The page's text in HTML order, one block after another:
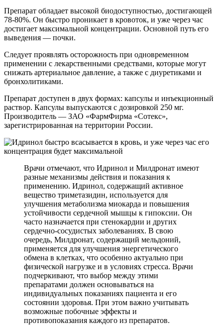
Препарат обладает высокой биодоступностью, достигающей
78-80%. Он быстро проникает в кровоток, и уже через час
достигает максимальной концентрации. Основной путь его
выведения — почки.
Следует проявлять осторожность при одновременном
применении с лекарственными средствами, которые могут
снижать артериальное давление, а также с диуретиками и
бронхолитиками.
Препарат доступен в двух формах: капсулы и инъекционный
раствор. Капсулы выпускаются с дозировкой 250 мг.
Производитель — ЗАО «ФармФирма «Сотекс»,
зарегистрированная на территории России.
Врачи отмечают, что Идринол и Милдронат имеют
разные механизмы действия и показания к
применению. Идринол, содержащий активное
вещество триметазидин, используется для
улучшения метаболизма миокарда и повышения
устойчивости сердечной мышцы к гипоксии. Он
часто назначается при стенокардии и других
сердечно-сосудистых заболеваниях. В свою
очередь, Милдронат, содержащий мельдоний,
применяется для улучшения энергетического
обмена в клетках, что особенно актуально при
физической нагрузке и в условиях стресса. Врачи
подчеркивают, что выбор между этими
препаратами должен основываться на
индивидуальных показаниях пациента и его
состоянии здоровья. При этом важно учитывать
возможные побочные эффекты и
противопоказания каждого из препаратов.